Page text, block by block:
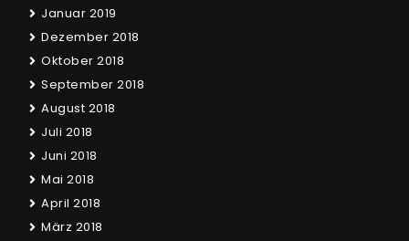
Januar 2019
Dezember 2018
Oktober 2018
September 2018
August 2018
Juli 2018
Juni 2018
Mai 2018
April 2018
März 2018